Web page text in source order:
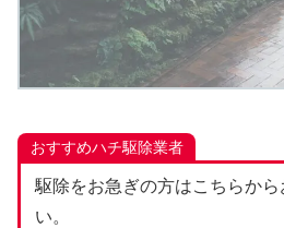
おすすめハチ駆除業者
駆除をお急ぎの方はこちらか
い。